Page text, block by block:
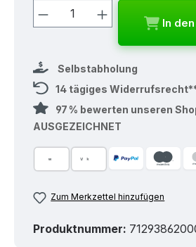
Produkt Anzahl: Gib
In
Selbstabholung
14 tägiges
97 % bewerten unseren
AUSGEZEICHNET
Zum Merkzettel hinzufügen
Produktnummer: